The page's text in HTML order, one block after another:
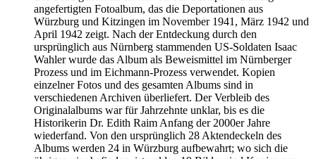
angefertigten Fotoalbum, das die Deportationen aus
Würzburg und Kitzingen im November 1941, März 1942 und
April 1942 zeigt. Nach der Entdeckung durch den
ursprünglich aus Nürnberg stammenden US-Soldaten Isaac
Wahler wurde das Album als Beweismittel im Nürnberger
Prozess und im Eichmann-Prozess verwendet. Kopien
einzelner Fotos und des gesamten Albums sind in
verschiedenen Archiven überliefert. Der Verbleib des
Originalalbums war für Jahrzehnte unklar, bis es die
Historikerin Dr. Edith Raim Anfang der 2000er Jahre
wiederfand. Von den ursprünglich 28 Aktendeckeln des
Albums werden 24 in Würzburg aufbewahrt; wo sich die